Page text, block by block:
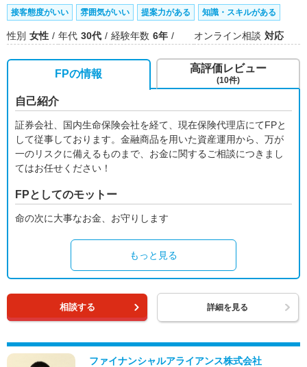
接客態度がいい 雰囲気がいい 提案力がある 知識・スキルがある
性別 女性 年代 30代 経験年数 6年 オンライン相談 対応
FPの情報
自己紹介
証券会社、国内生命保険会社を経て、現在保険代理店にてFPと
して従事しております。金融商品を用いた資産運用から、万が
一のリスクに備えるものまで、お金に関するご相談につきまし
てはお任せください！
FPとしてのモットー
命の次に大事なお金、お守りします
もっと見る
高評価レビュー
(10件)
相談する 詳細を見る
ファイナンシャルアライアンス株式会社